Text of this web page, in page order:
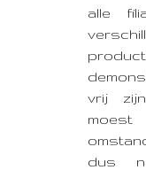
alle
vrij
dus